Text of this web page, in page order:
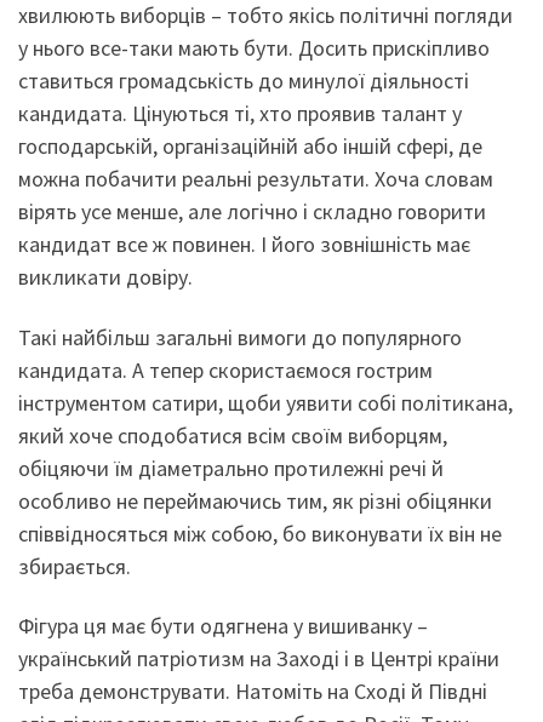
хвилюють виборців – тобто якісь політичні погляди
у нього все-таки мають бути. Досить прискіпливо
ставиться громадськість до минулої діяльності
кандидата. Цінуються ті, хто проявив талант у
господарській, організаційній або іншій сфері, де
можна побачити реальні результати. Хоча словам
вірять усе менше, але логічно і складно говорити
кандидат все ж повинен. І його зовнішність має
викликати довіру.
Такі найбільш загальні вимоги до популярного
кандидата. А тепер скористаємося гострим
інструментом сатири, щоби уявити собі політикана,
який хоче сподобатися всім своїм виборцям,
обіцяючи їм діаметрально протилежні речі й
особливо не переймаючись тим, як різні обіцянки
співвідносяться між собою, бо виконувати їх він не
збирається.
Фігура ця має бути одягнена у вишиванку –
український патріотизм на Заході і в Центрі країни
треба демонструвати. Натоміть на Сході й Півдні